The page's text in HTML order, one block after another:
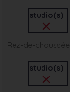
studio(s)
Rez-de-chaussée
studio(s)